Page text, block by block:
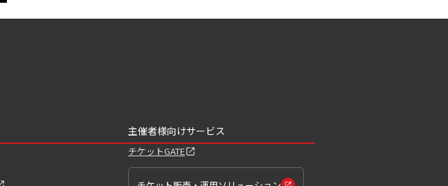
主催者様向けサービス
チケットGATE